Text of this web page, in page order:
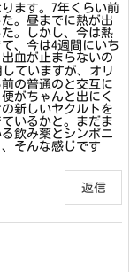
ます。7年くらい前
。昼までに熱が出
。しかし、今は熱
、今は4週間にいち
血が止まらないの
ていますが、オリ
の普通のと交互に
がちゃんと出にく
新しいヤクルトを
いるかと。まだま
飲み薬とシンポニ
そんな感じです
返信